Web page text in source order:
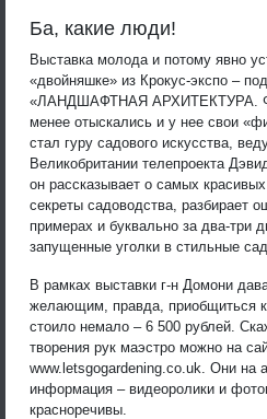
Ба, какие люди!
Выставка молода и потому явно
«двойняшке» из Крокус-экспо –
«ЛАНДШАФТНАЯ АРХИТЕКТУРА.
менее отыскались и у нее свои
стал гуру садового искусства,
Великобритании телепроекта
он рассказывает о самых
секреты садоводства, разбирает
примерах и буквально за два-три
запущенные уголки в стильные
В рамках выставки г-н Домони
желающим, правда, приобщиться к
стоило немало – 6 500 рублей.
творения рук маэстро можно на
www.letsgogardening.co.uk. Они на
информация – видеоролики и
красноречивы.